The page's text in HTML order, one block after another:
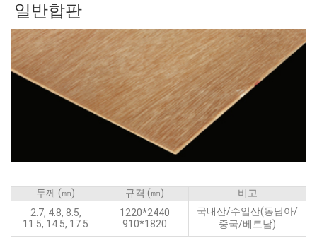
일반합판
두께 (㎜) 규격 (㎜)
비고
2.7, 4.8, 8.5,
11.5, 14.5, 17.5
1220*2440
910*1820
국내산/수입산(동남아/
중국/베트남)